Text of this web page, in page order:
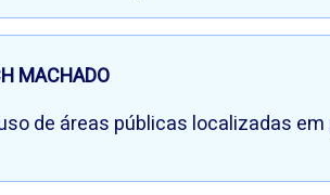
MACHADO
de áreas públicas localizadas